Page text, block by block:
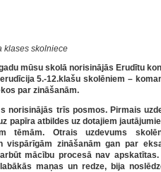
klases skolniece
mūsu skolā norisinājās Erudītu
5.-12.klašu skolēniem –
par zināšanām.
trīs posmos. Pirmais
papīra atbildes uz dotajiem
tēmām. Otrais uzdevums
vispārīgām zināšanām gan par
mācību procesā nav
maņas un redze, bija